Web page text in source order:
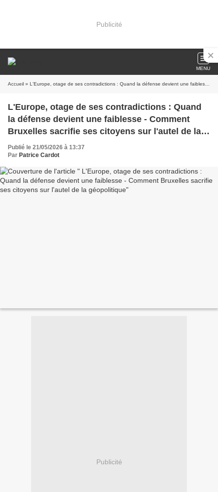
Publicité
MENU
Accueil » L'Europe, otage de ses contradictions : Quand la défense devient une faiblesse - Comment Bruxelles sacrifie ses citoyens sur l'autel de la géopolitique
L'Europe, otage de ses contradictions : Quand
la défense devient une faiblesse - Comment
Bruxelles sacrifie ses citoyens sur l'autel de la
géopolitique
Publié le 21/05/2026 à 13:37
Par Patrice Cardot
Publicité